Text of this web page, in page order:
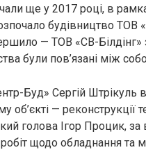
ще у 2017 році, в
будівництво
— ТОВ «СВ-
були пов’язані між
Буд» Сергій Штрікуль
об’єкті — реконструкції
голова Ігор Процик, за
щодо обладнання та